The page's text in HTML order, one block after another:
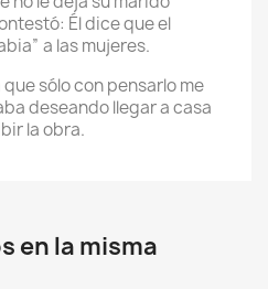
Él dice que el
a las mujeres.
sólo con pensarlo me
deseando llegar a casa
la obra.
en la misma